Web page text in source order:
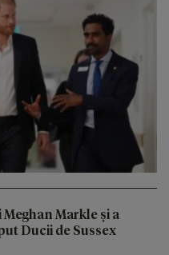
Markle și a
Ducii de Sussex